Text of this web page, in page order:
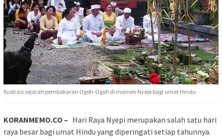
Ilustrasi sejarah pembakaran Ogoh-Ogoh di momen Nyepi bagi umat Hindu
KORANMEMO.CO – Hari Raya Nyepi merupakan salah satu hari
raya besar bagi umat Hindu yang diperingati setiap tahunnya.